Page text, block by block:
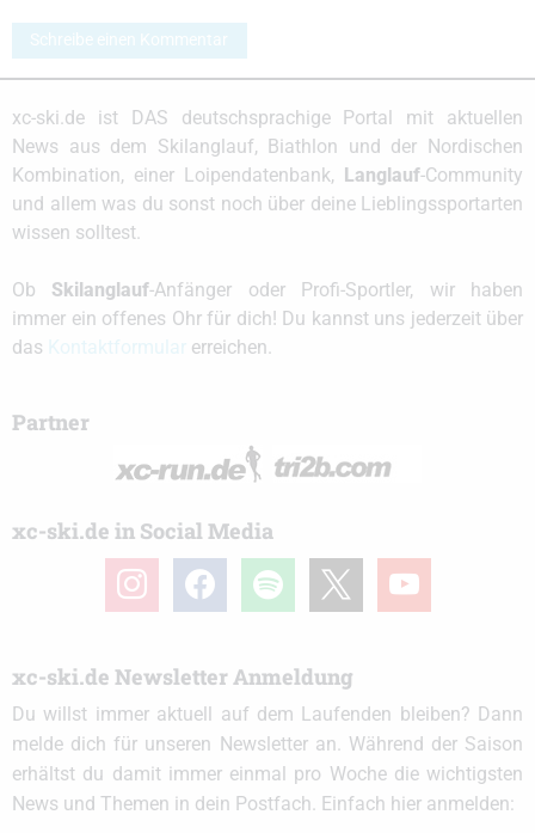
Schreibe einen Kommentar
xc-ski.de ist DAS deutschsprachige Portal mit aktuellen
News aus dem Skilanglauf, Biathlon und der Nordischen
Kombination, einer Loipendatenbank, Langlauf-Community
und allem was du sonst noch über deine Lieblingssportarten
wissen solltest.
Ob Skilanglauf-Anfänger oder Profi-Sportler, wir haben
immer ein offenes Ohr für dich! Du kannst uns jederzeit über
das
erreichen.
Partner
xc-ski.de in Social Media
instagramfacebook spotify youtube
xc-ski.de Newsletter Anmeldung
Du willst immer aktuell auf dem Laufenden bleiben? Dann
melde dich für unseren Newsletter an. Während der Saison
erhältst du damit immer einmal pro Woche die wichtigsten
News und Themen in dein Postfach. Einfach hier anmelden: